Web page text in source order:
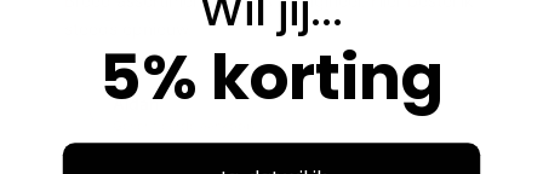
Aidan
5% korting